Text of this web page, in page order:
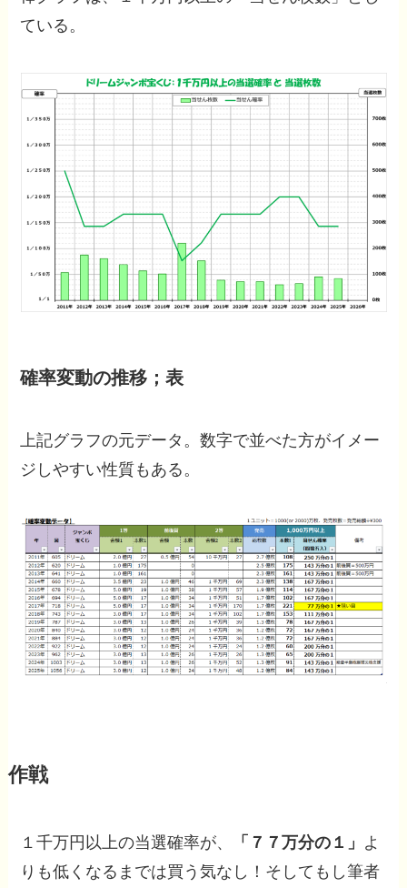
ている。
確率変動の推移；表
上記グラフの元データ。数字で並べた方がイメー
ジしやすい性質もある。
作戦
１千万円以上の当選確率が、 「７７万分の１」 よ
りも低くなるまでは買う気なし！そしてもし筆者